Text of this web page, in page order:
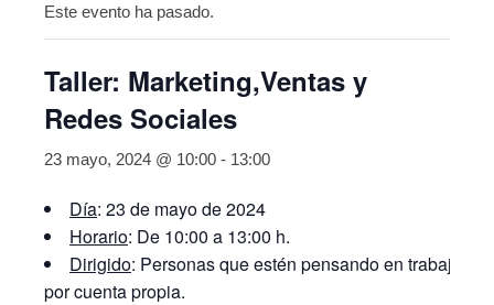
Este evento ha pasado.
Taller: Marketing,Ventas y
Redes Sociales
23 mayo, 2024 @ 10:00 - 13:00
Día: 23 de mayo de 2024
Horario: De 10:00 a 13:00 h.
Dirigido: Personas que estén pensando en trabajar
por cuenta propia.